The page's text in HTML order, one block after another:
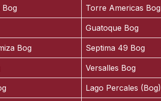
Bog Torre Americas Bog
Guatoque Bog
Bog Septima 49 Bog
Versalles Bog
Lago Percales (Bog)